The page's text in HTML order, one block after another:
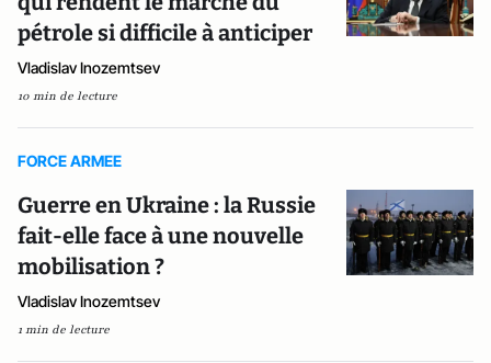
pétrole si difficile à anticiper
Vladislav Inozemtsev
10 min de lecture
FORCE ARMEE
Guerre en Ukraine : la Russie
fait-elle face à une nouvelle
mobilisation ?
Vladislav Inozemtsev
1 min de lecture